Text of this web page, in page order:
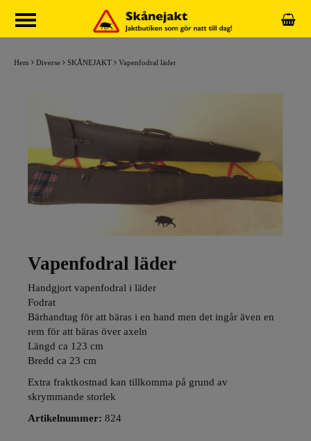
Hem Diverse SKÅNEJAKT Vapenfodral läder
Vapenfodral läder
Handgjort vapenfodral i läder
Fodrat
Bärhandtag för att bäras i en hand men det ingår även en
rem för att bäras över axeln
Längd ca 123 cm
Bredd ca 23 cm
Extra fraktkostnad kan tillkomma på grund av
skrymmande storlek
Artikelnummer: 824